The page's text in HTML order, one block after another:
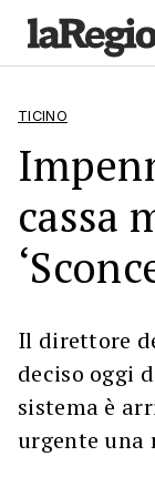
TICINO
cassa
Il direttore
deciso oggi
sistema è
urgente una